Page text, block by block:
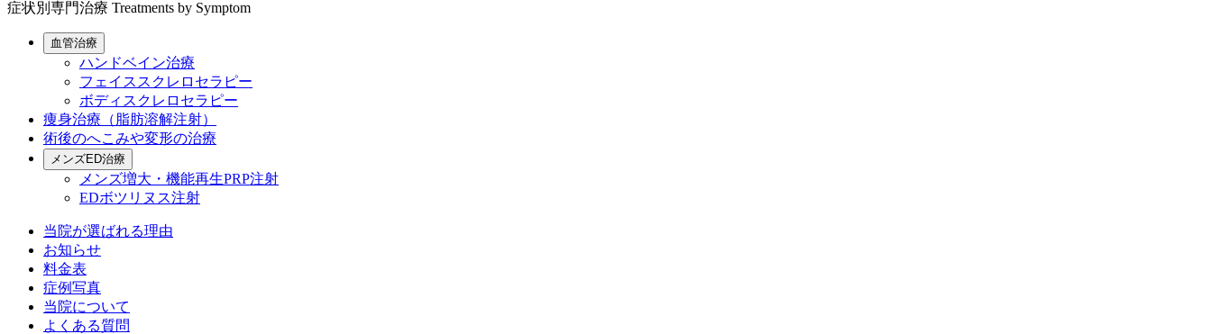
症状別専門治療 Treatments by Symptom
血管治療
ハンドベイン治療
フェイススクレロセラピー
ボディスクレロセラピー
痩身治療（脂肪溶解注射）
術後のへこみや変形の治療
メンズED治療
メンズ増大・機能再生PRP注射
EDボツリヌス注射
当院が選ばれる理由
お知らせ
料金表
症例写真
当院について
よくある質問